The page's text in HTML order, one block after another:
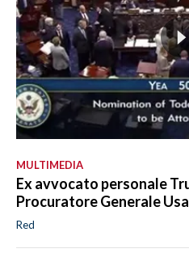
MULTIMEDIA
Ex avvocato personale
Procuratore Generale Usa
Red